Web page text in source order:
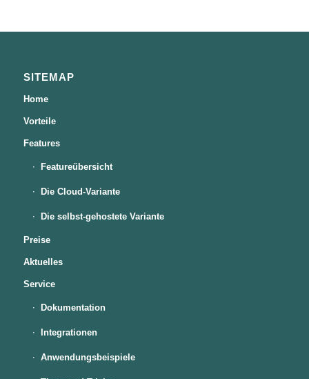
SITEMAP
Home
Vorteile
Features
Featureübersicht
Die Cloud-Variante
Die selbst-gehostete Variante
Preise
Aktuelles
Service
Dokumentation
Integrationen
Anwendungsbeispiele